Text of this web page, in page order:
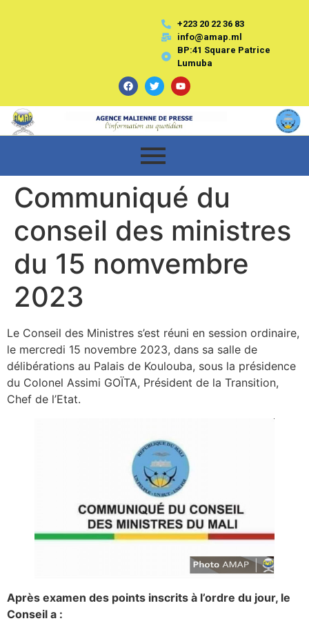
+223 20 22 36 83
info@amap.ml
BP:41 Square Patrice
Lumuba
Communiqué du
conseil des ministres
du 15 nomvembre
2023
Le Conseil des Ministres s’est réuni en session ordinaire,
le mercredi 15 novembre 2023, dans sa salle de
délibérations au Palais de Koulouba, sous la présidence
du Colonel Assimi GOÏTA, Président de la Transition,
Chef de l’Etat.
Après examen des points inscrits à l’ordre du jour, le
Conseil a :